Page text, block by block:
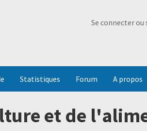
Se connecter ou
Statistiques Forum A propos
et de